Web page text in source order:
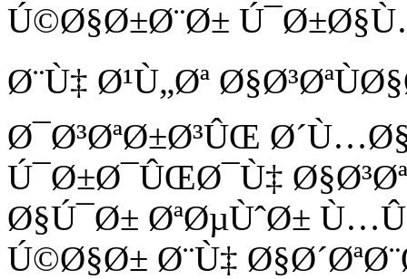
Ú©Ø§Ø±Ø¨Ø±
Ø¨Ù‡ Ø¹Ù„Øª
Ø¯Ø³ØªØ±Ø³ÛŒ
Ú¯Ø±Ø¯ÛŒØ¯Ù‡ Ø§Ø³Øª
Ø§Ú¯Ø± ØªØµÙˆØ±
Ú©Ø§Ø± Ø¨Ù‡